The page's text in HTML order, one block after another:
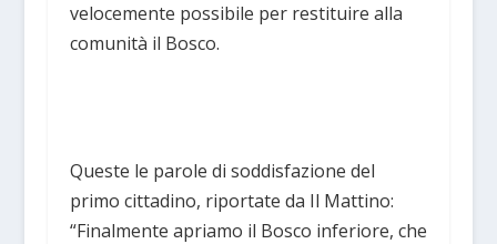
velocemente possibile per restituire alla
comunità il Bosco.
Queste le parole di soddisfazione del
primo cittadino, riportate da Il Mattino:
“Finalmente apriamo il Bosco inferiore, che